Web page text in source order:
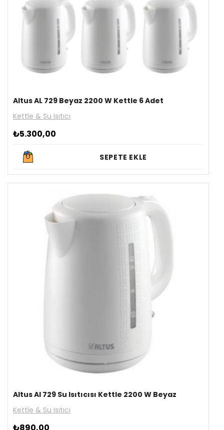
Altus AL 729 Beyaz 2200 W Kettle 6 Adet
Kettle & Su Isıtıcı
₺5.300,00
SEPETE EKLE
Altus Al 729 Su Isıtıcısı Kettle 2200 W Beyaz
Kettle & Su Isıtıcı